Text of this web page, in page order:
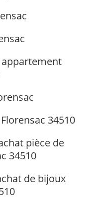
34510
pièce de
34510
de bijoux